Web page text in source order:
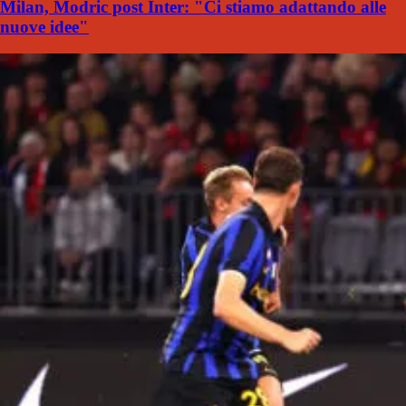
Milan, Modric post Inter: "Ci stiamo adattando alle
nuove idee"